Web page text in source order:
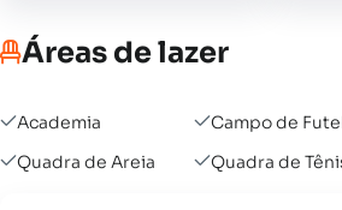
Áreas de lazer
Academia
Campo de
Quadra de Areia
Quadra de